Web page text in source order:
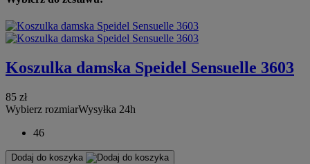
Koszulka damska Speidel Sensuelle 3603
85 zł
Wybierz rozmiarWysyłka 24h
46
Dodaj do koszyka